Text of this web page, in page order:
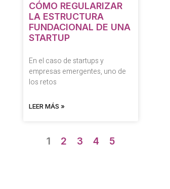
CÓMO REGULARIZAR
LA ESTRUCTURA
FUNDACIONAL DE UNA
STARTUP
En el caso de startups y
empresas emergentes, uno de
los retos
LEER MÁS »
1 2 3 4 5